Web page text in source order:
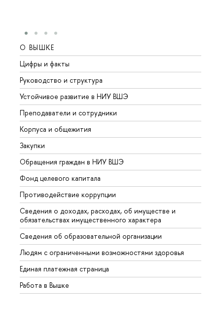
О ВЫШКЕ
Цифры и факты
Руководство и структура
Устойчивое развитие в НИУ ВШЭ
Преподаватели и сотрудники
Корпуса и общежития
Закупки
Обращения граждан в НИУ ВШЭ
Фонд целевого капитала
Противодействие коррупции
Сведения о доходах, расходах, об имуществе и
обязательствах имущественного характера
Сведения об образовательной организации
Людям с ограниченными возможностями здоровья
Единая платежная страница
Работа в Вышке